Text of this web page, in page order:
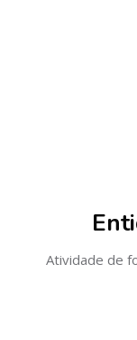
Atividade de